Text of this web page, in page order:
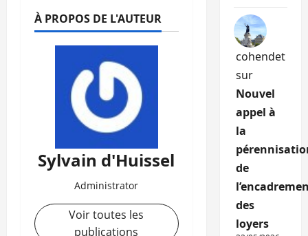
À PROPOS DE L'AUTEUR
Sylvain d'Huissel
Administrator
Voir toutes les
publications
cohendet
sur
Nouvel
appel à
la
de
des
loyers